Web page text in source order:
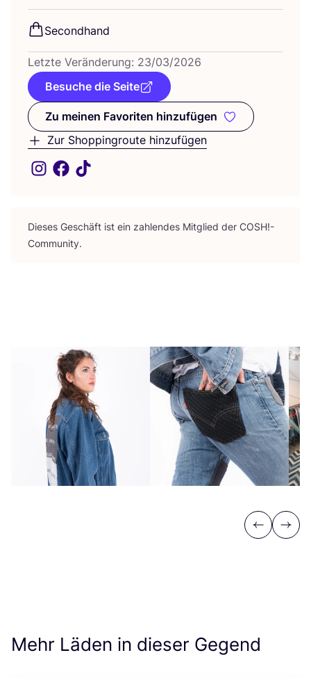
Second­hand
Letz­te Ver­än­de­rung: 23/03/2026
Besuche die Seite
Zu meinen Favoriten hinzufügen
Zu meinen Favoriten
Zur Shoppingroute hinzufügen
Die­ses Geschäft ist ein zah­len­des Mit­glied der COSH!-
Community.
Previous
Next
Mehr Läden in dieser Gegend